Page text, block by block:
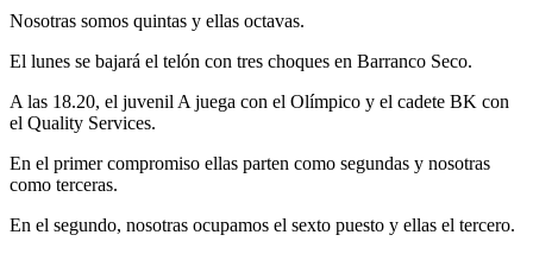
Nosotras somos quintas y ellas octavas.
El lunes se bajará el telón con tres choques en Barranco Seco.
A las 18.20, el juvenil A juega con el Olímpico y el cadete BK con
el Quality Services.
En el primer compromiso ellas parten como segundas y nosotras
como terceras.
En el segundo, nosotras ocupamos el sexto puesto y ellas el tercero.